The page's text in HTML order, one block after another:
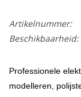
Artikelnummer:
Beschikbaarheid:
Professionele
modelleren,